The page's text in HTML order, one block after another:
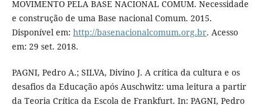
MOVIMENTO PELA BASE NACIONAL COMUM. Necessidade
e construção de uma Base nacional Comum. 2015.
Disponível em: http://basenacionalcomum.org.br. Acesso
em: 29 set. 2018.
PAGNI, Pedro A.; SILVA, Divino J. A crítica da cultura e os
desafios da Educação após Auschwitz: uma leitura a partir
da Teoria Crítica da Escola de Frankfurt. In: PAGNI, Pedro